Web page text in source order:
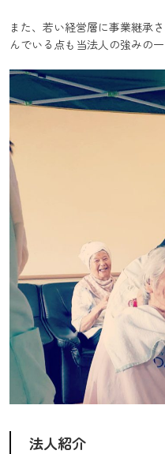
また、若い経営層に事業継承
んでいる点も当法人の強みの
法人紹介